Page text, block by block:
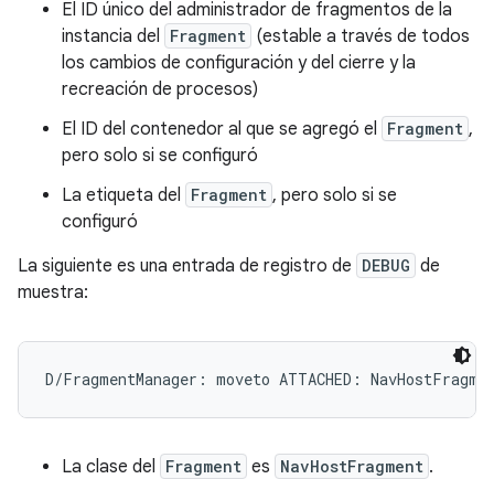
El ID único del administrador de fragmentos de la
instancia del Fragment (estable a través de todos
los cambios de configuración y del cierre y la
recreación de procesos)
El ID del contenedor al que se agregó el Fragment ,
pero solo si se configuró
La etiqueta del Fragment , pero solo si se
configuró
La siguiente es una entrada de registro de DEBUG de
muestra:
La clase del Fragment es NavHostFragment .